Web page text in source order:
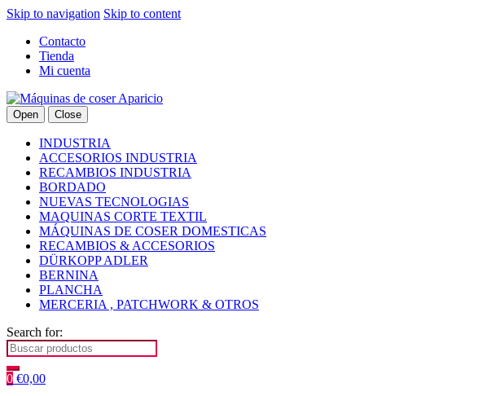
Skip to navigation Skip to content
Contacto
Tienda
Mi cuenta
Open Close
INDUSTRIA
ACCESORIOS INDUSTRIA
RECAMBIOS INDUSTRIA
BORDADO
NUEVAS TECNOLOGIAS
MAQUINAS CORTE TEXTIL
MÁQUINAS DE COSER DOMESTICAS
RECAMBIOS & ACCESORIOS
DÜRKOPP ADLER
BERNINA
PLANCHA
MERCERIA , PATCHWORK & OTROS
Search for:
0 €0,00